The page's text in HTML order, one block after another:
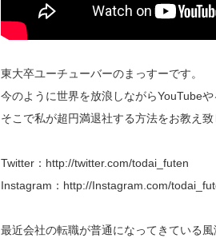
東大卒ユーチューバーのまっすーです。
今のように世界を放浪しながらYouTube
そこで私が超円満退社する方法をお教え致
Twitter：http://twitter.com/todai_futen
Instagram：http://Instagram.com/
最近会社の転職が普通になってきている